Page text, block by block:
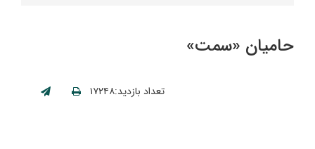
حامیان «سمت»
تعداد بازدید:۱۷۲۴۸